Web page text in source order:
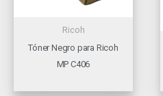
Ricoh
Tóner Negro para Ricoh
MP C406